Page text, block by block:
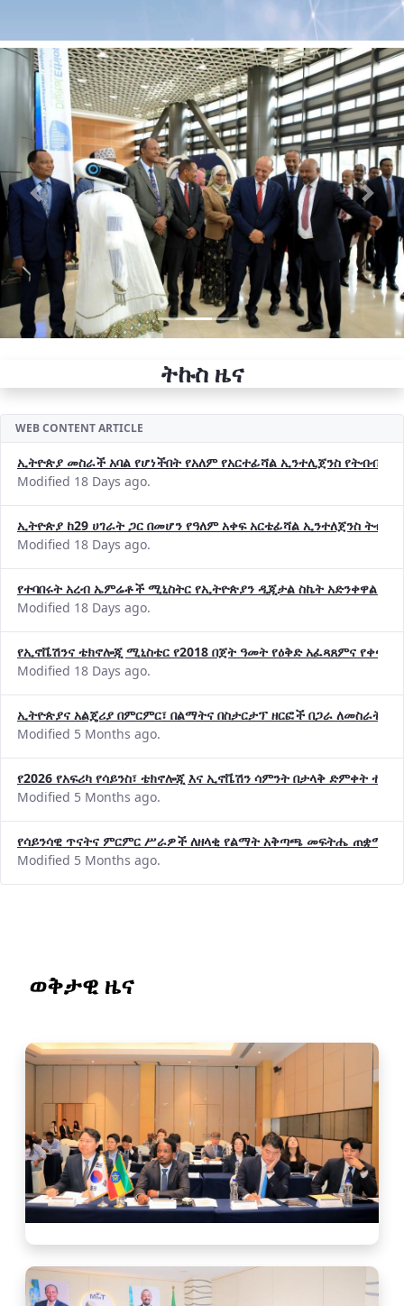
Previous Next
ትኩስ ዜና
WEB CONTENT ARTICLE
ኢትዮጵያ መስራች አባል የሆነችበት የአለም የአርተፊሻል ኢንተሊጀንስ የትብብር
Modified 18 Days ago.
ኢትዮጵያ ከ29 ሀገራት ጋር በመሆን የዓለም አቀፍ አርቴፊሻል ኢንተለጀንስ
Modified 18 Days ago.
የተባበሩት አረብ ኤምሬቶች ሚኒስትር የኢትዮጵያን ዲጂታል ስኬት አድንቀዋል
Modified 18 Days ago.
የኢኖቬሽንና ቴክኖሎጂ ሚኒስቴር የ2018 በጀት ዓመት የዕቅድ አፈጻጸምና
Modified 18 Days ago.
ኢትዮጵያና አልጄሪያ በምርምር፣ በልማትና በስታርታፕ ዘርፎች በጋራ ለመስራት
Modified 5 Months ago.
የ2026 የአፍሪካ የሳይንስ፣ ቴክኖሎጂ እና ኢኖቬሽን ሳምንት በታላቅ ድምቀት
Modified 5 Months ago.
የሳይንሳዊ ጥናትና ምርምር ሥራዎች ለዘላቂ የልማት አቅጣጫ መፍትሔ ጠቋሚ
Modified 5 Months ago.
ወቅታዊ ዜና